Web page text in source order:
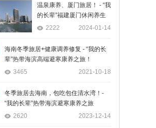
温泉康养、厦门旅居！ - “我
的长辈”福建厦门休闲养生
旅居行
2222 2024-01-14
海南冬季旅居+健康调养修复 - “我的长
辈”热带海滨高端避寒康养之旅！
3465
2021-10-18
冬季旅居去海南，包吃包住清水湾！-
“我的长辈”热带海滨避寒康养之旅
2620
2023-12-14